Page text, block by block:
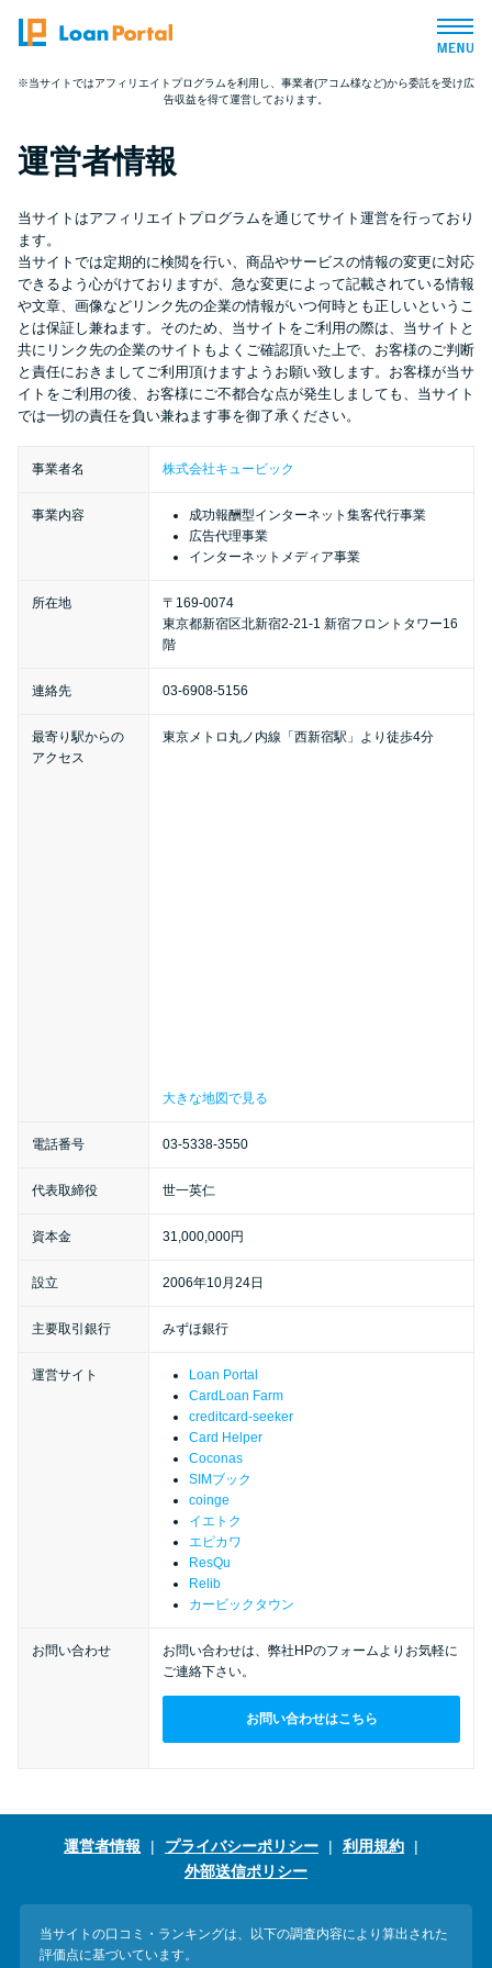
トップページ
おすすめコンテンツ
とにかくすぐ借りたい方向け
バレずに借りたい方向け
カードローン診断
カードローンQ&A
特集ページ
リボ払いをそのまま払いきると
種類や特徴で探す
の理由
お金を借りる3つのポイント
その他コラム
今月の家賃払えない…2ヵ月目に
は解決しないと危険な理由と対
処法3つ
家賃払えないが強制退去は避け
法2選
街金とは？絶対審査通る？借金
質屋でお金を借りるには？年利
※当サイトではアフィリエイトプログラムを利用し、事業者(アコム様など)から委託を受け広
告収益を得て運営しております。
運営者情報
当サイトはアフィリエイトプログラムを通じてサイト運営を行っており
ます。
当サイトでは定期的に検閲を行い、商品やサービスの情報の変更に対応
できるよう心がけておりますが、急な変更によって記載されている情報
や文章、画像などリンク先の企業の情報がいつ何時とも正しいというこ
とは保証し兼ねます。そのため、当サイトをご利用の際は、当サイトと
共にリンク先の企業のサイトもよくご確認頂いた上で、お客様のご判断
と責任におきましてご利用頂けますようお願い致します。お客様が当サ
イトをご利用の後、お客様にご不都合な点が発生しましても、当サイト
では一切の責任を負い兼ねます事を御了承ください。
事業者名 株式会社キュービック
事業内容
成功報酬型インターネット集客代行事業
広告代理事業
インターネットメディア事業
所在地
〒169-0074
東京都新宿区北新宿2-21-1 新宿フロントタワー16
階
連絡先 03-6908-5156
最寄り駅からの
アクセス
東京メトロ丸ノ内線「西新宿駅」より徒歩4分
大きな地図で見る
電話番号 03-5338-3550
代表取締役 世一英仁
資本金 31,000,000円
設立 2006年10月24日
主要取引銀行 みずほ銀行
運営サイト
Loan Portal
CardLoan Farm
creditcard-seeker
Card Helper
Coconas
SIMブック
coinge
イエトク
エピカワ
ResQu
Relib
カービックタウン
お問い合わせ
お問い合わせは、弊社HPのフォームよりお気軽に
ご連絡下さい。
お問い合わせはこちら
運営者情報 プライバシーポリシー
利用規約
外部送信ポリシー
当サイトの口コミ・ランキングは、以下の調査内容により算出された
評価点に基づいています。